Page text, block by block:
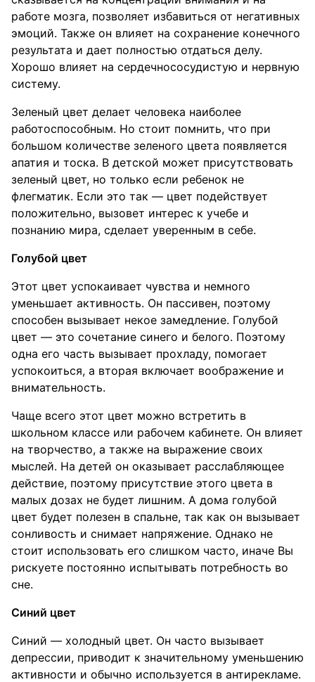
работе мозга, позволяет избавиться от негативных
эмоций. Также он влияет на сохранение конечного
результата и дает полностью отдаться делу.
Хорошо влияет на сердечнососудистую и нервную
систему.
Зеленый цвет делает человека наиболее
работоспособным. Но стоит помнить, что при
большом количестве зеленого цвета появляется
апатия и тоска. В детской может присутствовать
зеленый цвет, но только если ребенок не
флегматик. Если это так — цвет подействует
положительно, вызовет интерес к учебе и
познанию мира, сделает уверенным в себе.
Голубой цвет
Этот цвет успокаивает чувства и немного
уменьшает активность. Он пассивен, поэтому
способен вызывает некое замедление. Голубой
цвет — это сочетание синего и белого. Поэтому
одна его часть вызывает прохладу, помогает
успокоиться, а вторая включает воображение и
внимательность.
Чаще всего этот цвет можно встретить в
школьном классе или рабочем кабинете. Он влияет
на творчество, а также на выражение своих
мыслей. На детей он оказывает расслабляющее
действие, поэтому присутствие этого цвета в
малых дозах не будет лишним. А дома голубой
цвет будет полезен в спальне, так как он вызывает
сонливость и снимает напряжение. Однако не
стоит использовать его слишком часто, иначе Вы
рискуете постоянно испытывать потребность во
сне.
Синий цвет
Синий — холодный цвет. Он часто вызывает
депрессии, приводит к значительному уменьшению
активности и обычно используется в антирекламе.